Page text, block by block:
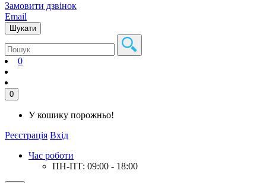
Замовити дзвінок
Email
Шукати
0
0
У кошику порожньо!
Реєстрація Вхід
Час роботи
ПН-ПТ: 09:00 - 18:00